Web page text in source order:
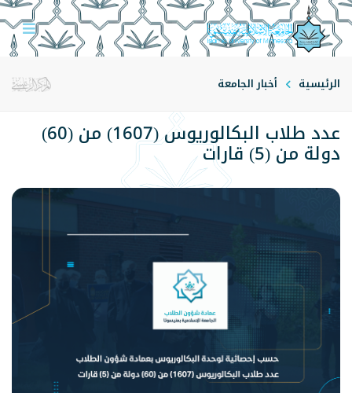
الرئيسية أخبار الجامعة
عدد طلاب البكالوريوس (1607) من (60)
دولة من (5) قارات